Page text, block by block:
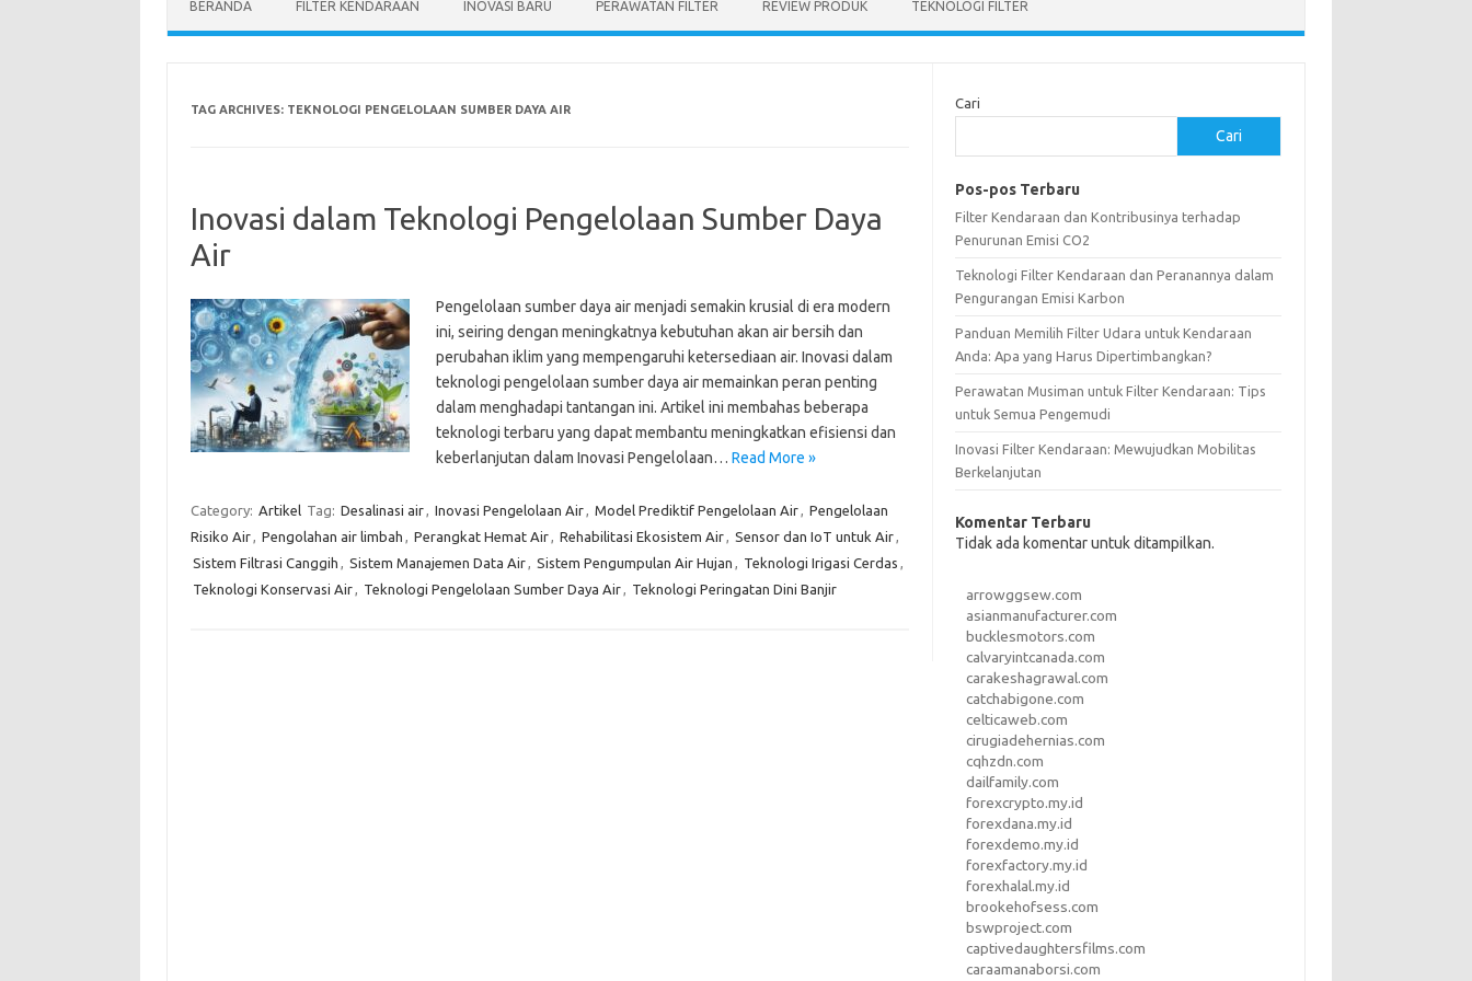
BERANDA FILTER KENDARAAN INOVASI BARU PERAWATAN FILTER REVIEW PRODUK TEKNOLOGI FILTER
TAG ARCHIVES: TEKNOLOGI PENGELOLAAN SUMBER DAYA AIR
Inovasi dalam Teknologi Pengelolaan Sumber Daya
Air
Pengelolaan sumber daya air menjadi semakin krusial di era modern
ini, seiring dengan meningkatnya kebutuhan akan air bersih dan
perubahan iklim yang mempengaruhi ketersediaan air. Inovasi dalam
teknologi pengelolaan sumber daya air memainkan peran penting
dalam menghadapi tantangan ini. Artikel ini membahas beberapa
teknologi terbaru yang dapat membantu meningkatkan efisiensi dan
keberlanjutan dalam Inovasi Pengelolaan… Read More »
Category: Artikel Tag: Desalinasi air, Inovasi Pengelolaan Air, Model Prediktif Pengelolaan Air, Pengelolaan
Risiko Air, Pengolahan air limbah , Perangkat Hemat Air, Rehabilitasi Ekosistem Air, Sensor dan IoT untuk Air,
Sistem Filtrasi Canggih , Sistem Manajemen Data Air, Sistem Pengumpulan Air Hujan , Teknologi Irigasi Cerdas ,
Teknologi Konservasi Air, Teknologi Pengelolaan Sumber Daya Air, Teknologi Peringatan Dini Banjir
Cari
Cari
Pos-pos Terbaru
Filter Kendaraan dan Kontribusinya terhadap
Penurunan Emisi CO2
Teknologi Filter Kendaraan dan Peranannya dalam
Pengurangan Emisi Karbon
Panduan Memilih Filter Udara untuk Kendaraan
Anda: Apa yang Harus Dipertimbangkan?
Perawatan Musiman untuk Filter Kendaraan: Tips
untuk Semua Pengemudi
Inovasi Filter Kendaraan: Mewujudkan Mobilitas
Berkelanjutan
Komentar Terbaru
Tidak ada komentar untuk ditampilkan.
arrowggsew.com
asianmanufacturer.com
bucklesmotors.com
calvaryintcanada.com
carakeshagrawal.com
catchabigone.com
celticaweb.com
cirugiadehernias.com
cqhzdn.com
dailfamily.com
forexcrypto.my.id
forexdana.my.id
forexdemo.my.id
forexfactory.my.id
forexhalal.my.id
brookehofsess.com
bswproject.com
captivedaughtersfilms.com
caraamanaborsi.com